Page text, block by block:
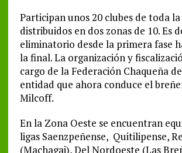
Participan unos 20 clubes de toda
distribuidos en dos zonas de 10. Es
eliminatorio desde la primera fase
la final. La organización y
cargo de la Federación Chaqueña
entidad que ahora conduce el
Milcoff.
En la Zona Oeste se encuentran
ligas Saenzpeñense, Quitilipense,
(Machagai), Del Nordoeste (Las